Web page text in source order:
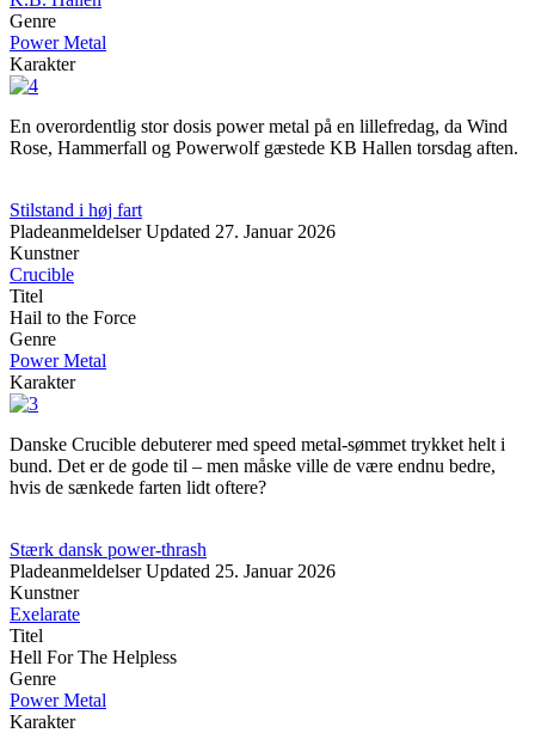
Genre
Power Metal
Karakter
En overordentlig stor dosis power metal på en lillefredag, da Wind
Rose, Hammerfall og Powerwolf gæstede KB Hallen torsdag aften.
Stilstand i høj fart
Pladeanmeldelser Updated 27. Januar 2026
Kunstner
Crucible
Titel
Hail to the Force
Genre
Power Metal
Karakter
Danske Crucible debuterer med speed metal-sømmet trykket helt i
bund. Det er de gode til – men måske ville de være endnu bedre,
hvis de sænkede farten lidt oftere?
Stærk dansk power-thrash
Pladeanmeldelser Updated 25. Januar 2026
Kunstner
Exelarate
Titel
Hell For The Helpless
Genre
Power Metal
Karakter